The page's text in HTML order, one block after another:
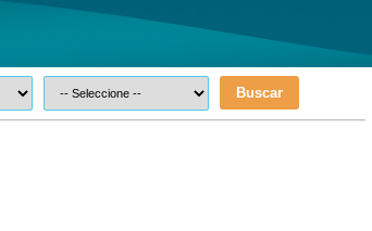
Buscar